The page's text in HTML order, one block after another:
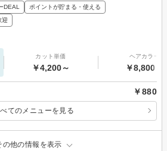
DEAL
ポイントが貯まる・使える
迎
カット単価
￥4,200～
ヘアカラー
￥8,800～
￥880
てのメニューを見る
の他の情報を表示